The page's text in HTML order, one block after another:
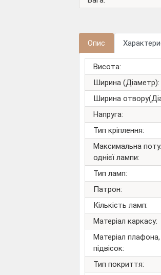
Опис
Висота:
Ширина (Діаметр):
Ширина
Напруга:
Тип кріплення:
Максимальна
однієї лампи:
Тип ламп:
Патрон:
Кількість ламп:
Матеріал каркасу:
Матеріал плафона,
підвісок:
Тип покриття: